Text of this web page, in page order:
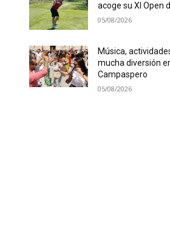
acoge su XI Open
05/08/2026
Música,
mucha diversión
Campaspero
05/08/2026